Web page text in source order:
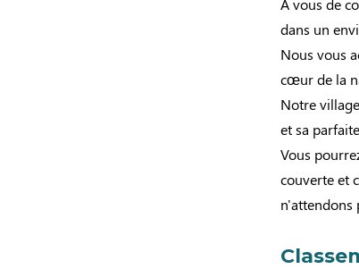
A vous de
dans un
Nous vous
cœur de la
Notre
et sa
Vous
couverte et
n'attendons